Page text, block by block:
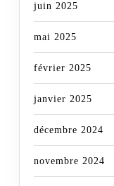
juin 2025
mai 2025
février 2025
janvier 2025
décembre 2024
novembre 2024